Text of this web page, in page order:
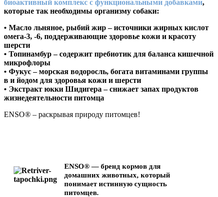
биоактивный комплекс с функциональными добавками,
которые так необходимы организму собаки:
• Масло льняное, рыбий жир– источники жирных кислот
омега-3, -6, поддерживающие здоровье кожи и красоту
шерсти
• Топинамбур– содержит пребиотик для баланса кишечной
микрофлоры
• Фукус– морская водоросль, богата витаминами группы
в и йодом для здоровья кожи и шерсти
• Экстракт юкки Шидигера – снижает запах продуктов
жизнедеятельности питомца
ENSO® – раскрывая природу питомцев!
ENSO® — бренд кормов для
домашних животных, который
понимает истинную сущность
питомцев.